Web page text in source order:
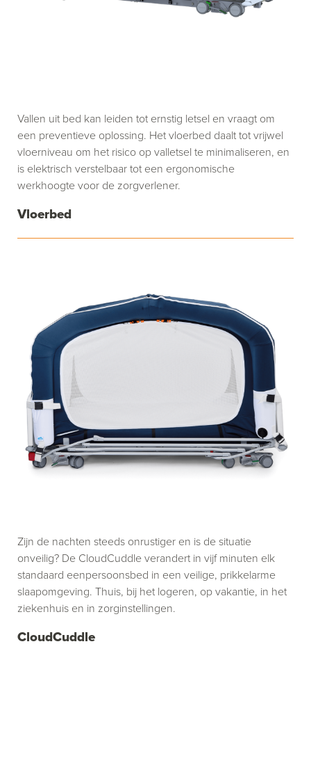
Vloerbed
Vallen uit bed kan leiden tot ernstig letsel en vraagt om
een preventieve oplossing. Het vloerbed daalt tot vrijwel
vloerniveau om het risico op valletsel te minimaliseren, en
is elektrisch verstelbaar tot een ergonomische
werkhoogte voor de zorgverlener.
CloudCuddle
Zijn de nachten steeds onrustiger en is de situatie
onveilig? De CloudCuddle verandert in vijf minuten elk
standaard eenpersoonsbed in een veilige, prikkelarme
slaapomgeving. Thuis, bij het logeren, op vakantie, in het
ziekenhuis en in zorginstellingen.